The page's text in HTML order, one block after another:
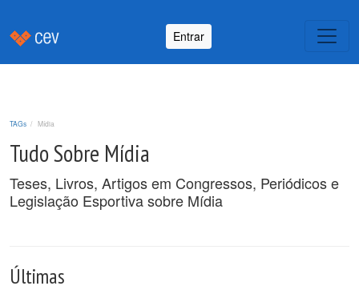
Entrar
TAGs Mídia
Tudo Sobre Mídia
Teses, Livros, Artigos em Congressos, Periódicos e
Legislação Esportiva sobre Mídia
Últimas